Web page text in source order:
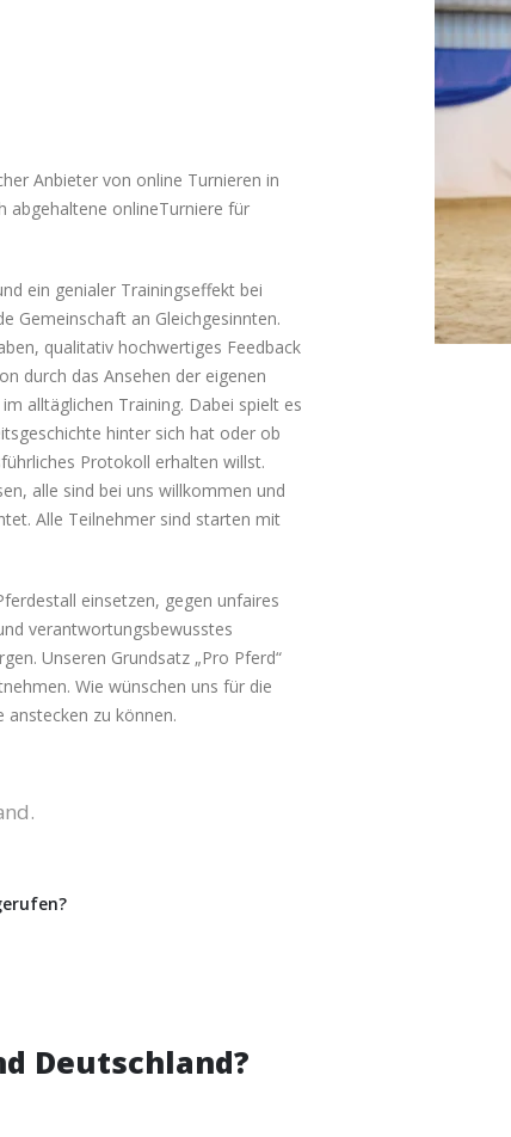
Anbieter von online Turnieren in
abgehaltene onlineTurniere für
ein genialer Trainingseffekt bei
Gemeinschaft an Gleichgesinnten.
qualitativ hochwertiges Feedback
durch das Ansehen der eigenen
alltäglichen Training. Dabei spielt es
hinter sich hat oder ob
Protokoll erhalten willst.
alle sind bei uns willkommen und
Alle Teilnehmer sind starten mit
einsetzen, gegen unfaires
verantwortungsbewusstes
Unseren Grundsatz „Pro Pferd“
Wie wünschen uns für die
zu können.
Deutschland?